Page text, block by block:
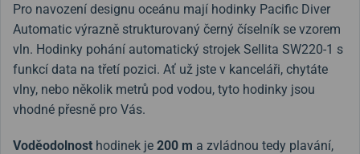
Pro navození designu oceánu mají hodinky Pacific Diver
Automatic výrazně strukturovaný černý číselník se vzorem
vln. Hodinky pohání automatický strojek Sellita SW220-1 s
funkcí data na třetí pozici. Ať už jste v kanceláři, chytáte
vlny, nebo několik metrů pod vodou, tyto hodinky jsou
vhodné přesně pro Vás.
Voděodolnost hodinek je 200 m a zvládnou tedy plavání,